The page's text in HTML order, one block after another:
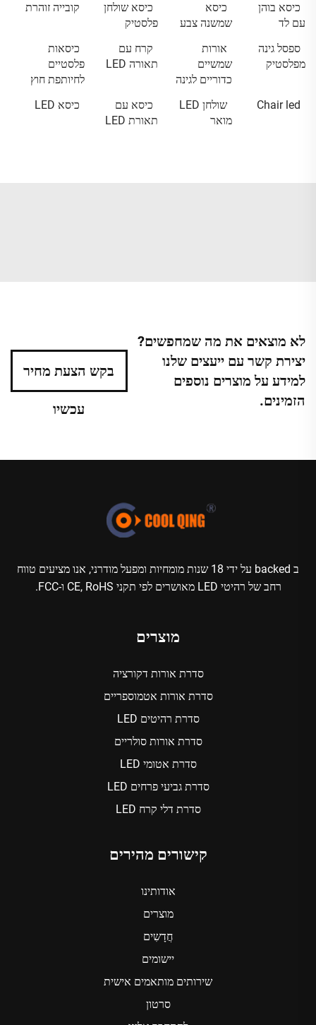
כיסא בוהן
עם לד
כיסא
שמשנה צבע
כיסא שולחן
פלסטיק
קובייה זוהרת
ספסל גינה
מפלסטיק
אורות
שמשיים
כדוריים לגינה
קרח עם
תאורה LED
כיסאות
פלסטיים
לחיותפת חוץ
Chair led
שולחן LED
מואר
כיסא עם
תאורת LED
כיסא LED
לא מוצאים את מה שמחפשים?
יצירת קשר עם ייעצים שלנו
למידע על מוצרים נוספים
הזמינים.
בקש הצעת מחיר
עכשיו
ב backed על ידי 18 שנות מומחיות ומפעל מודרני, אנו מציעים טווח
רחב של רהיטי LED מאושרים לפי תקני CE, RoHS ו-FCC.
מוצרים
סדרת אורות דקורציה
סדרת אורות אטמוספריים
סדרת רהיטים LED
סדרת אורות סולריים
סדרת אטומי LED
סדרת גביעי פרחים LED
סדרת דלי קרח LED
קישורים מהירים
אודותינו
מוצרים
חֲדָשִים
יישומים
שירותים מותאמים אישית
סרטון